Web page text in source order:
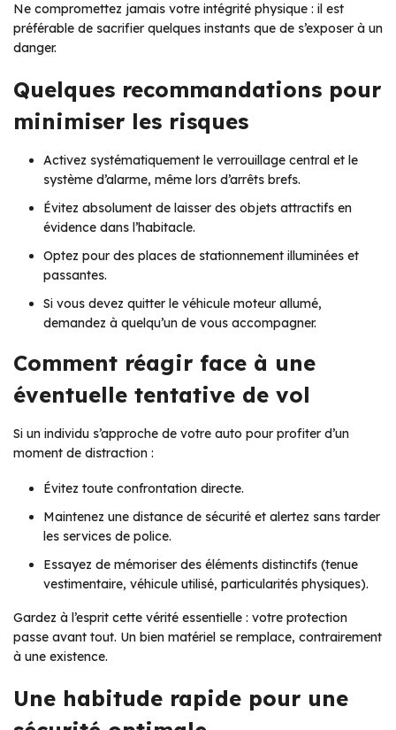
Ne compromettez jamais votre intégrité physique : il est
préférable de sacrifier quelques instants que de s’exposer à un
danger.
Quelques recommandations pour
minimiser les risques
Activez systématiquement le verrouillage central et le
système d’alarme, même lors d’arrêts brefs.
Évitez absolument de laisser des objets attractifs en
évidence dans l’habitacle.
Optez pour des places de stationnement illuminées et
passantes.
Si vous devez quitter le véhicule moteur allumé,
demandez à quelqu’un de vous accompagner.
Comment réagir face à une
éventuelle tentative de vol
Si un individu s’approche de votre auto pour profiter d’un
moment de distraction :
Évitez toute confrontation directe.
Maintenez une distance de sécurité et alertez sans tarder
les services de police.
Essayez de mémoriser des éléments distinctifs (tenue
vestimentaire, véhicule utilisé, particularités physiques).
Gardez à l’esprit cette vérité essentielle : votre protection
passe avant tout. Un bien matériel se remplace, contrairement
à une existence.
Une habitude rapide pour une